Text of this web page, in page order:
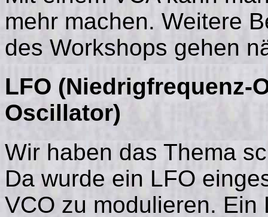
mehr machen. Weitere
des Workshops gehen
LFO (Niedrigfrequenz-
Oscillator)
Wir haben das Thema
Da wurde ein LFO
VCO zu modulieren.